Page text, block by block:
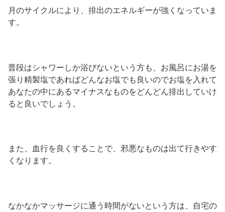
月のサイクルにより、排出のエネルギーが強くなっていま
す。
普段はシャワーしか浴びないという方も、お風呂にお湯を
張り精製塩であればどんなお塩でも良いのでお塩を入れて
あなたの中にあるマイナスなものをどんどん排出していけ
ると良いでしょう。
また、血行を良くすることで、邪悪なものは出て行きやす
くなります。
なかなかマッサージに通う時間がないという方は、自宅の